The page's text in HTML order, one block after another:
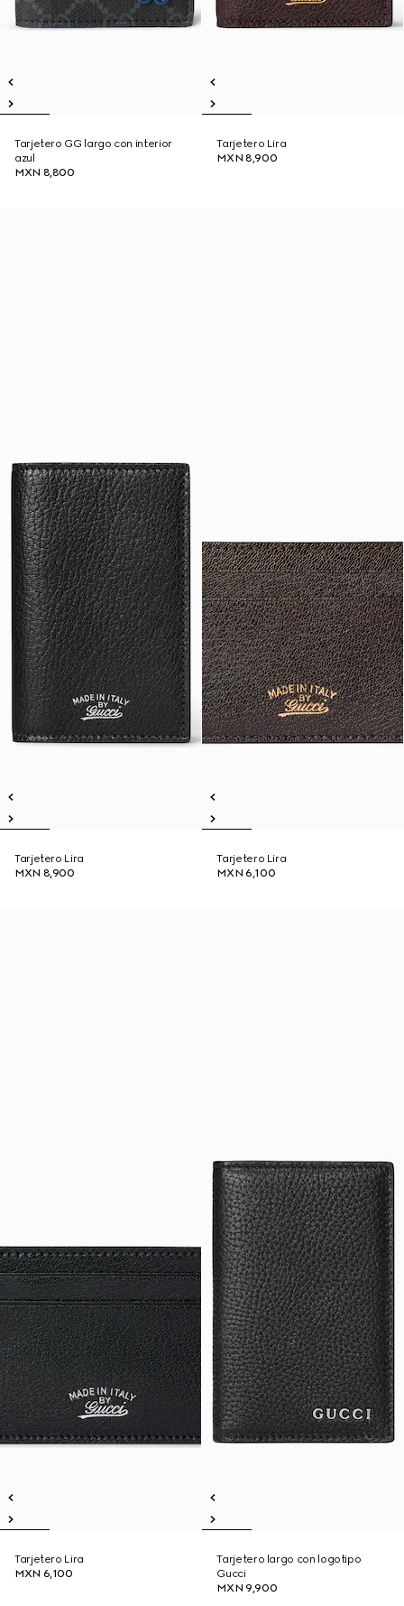
Tarjetero GG largo con interior
azul
MXN 8,800
Tarjetero Lira
MXN 8,900
Tarjetero Lira
MXN 8,900
Tarjetero Lira
MXN 6,100
Tarjetero Lira
MXN 6,100
Tarjetero largo con logotipo
Gucci
MXN 9,900